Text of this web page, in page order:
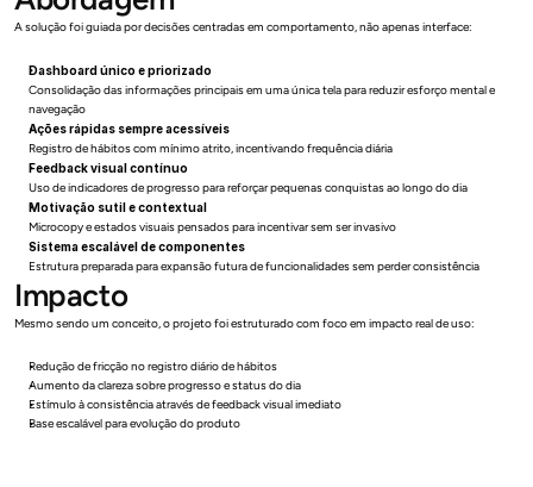
A solução foi guiada por decisões centradas em comportamento, não apenas interface:
Dashboard único e priorizado
Consolidação das informações principais em uma única tela para reduzir esforço mental e
navegação
Ações rápidas sempre acessíveis
Registro de hábitos com mínimo atrito, incentivando frequência diária
Feedback visual contínuo
Uso de indicadores de progresso para reforçar pequenas conquistas ao longo do dia
Motivação sutil e contextual
Microcopy e estados visuais pensados para incentivar sem ser invasivo
Sistema escalável de componentes
Estrutura preparada para expansão futura de funcionalidades sem perder consistência
Impacto
Mesmo sendo um conceito, o projeto foi estruturado com foco em impacto real de uso:
Redução de fricção no registro diário de hábitos
Aumento da clareza sobre progresso e status do dia
Estímulo à consistência através de feedback visual imediato
Base escalável para evolução do produto